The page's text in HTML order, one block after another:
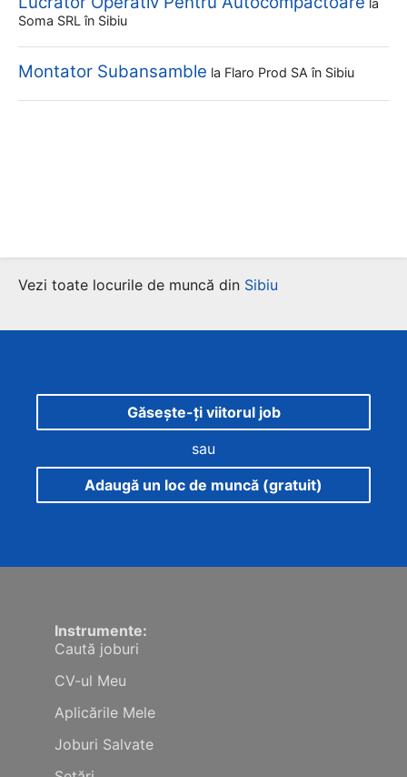
la
Soma SRL în Sibiu
Montator Subansamble la Flaro Prod SA în Sibiu
Vezi toate locurile de muncă din Sibiu
Găsește-ți viitorul job
sau
Adaugă un loc de muncă (gratuit)
Instrumente:
Caută joburi
CV-ul Meu
Aplicările Mele
Joburi Salvate